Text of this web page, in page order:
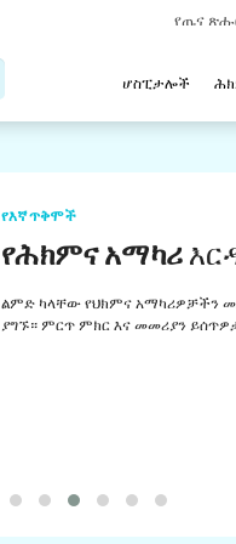
የጤና
ሆስፒታሎች
የእኛ ጥቅሞች
የሕክምና አማካሪ
ልምድ ካላቸው የህክምና አማካሪዎቻችን
ያግኙ። ምርጥ ምክር እና መመሪያን